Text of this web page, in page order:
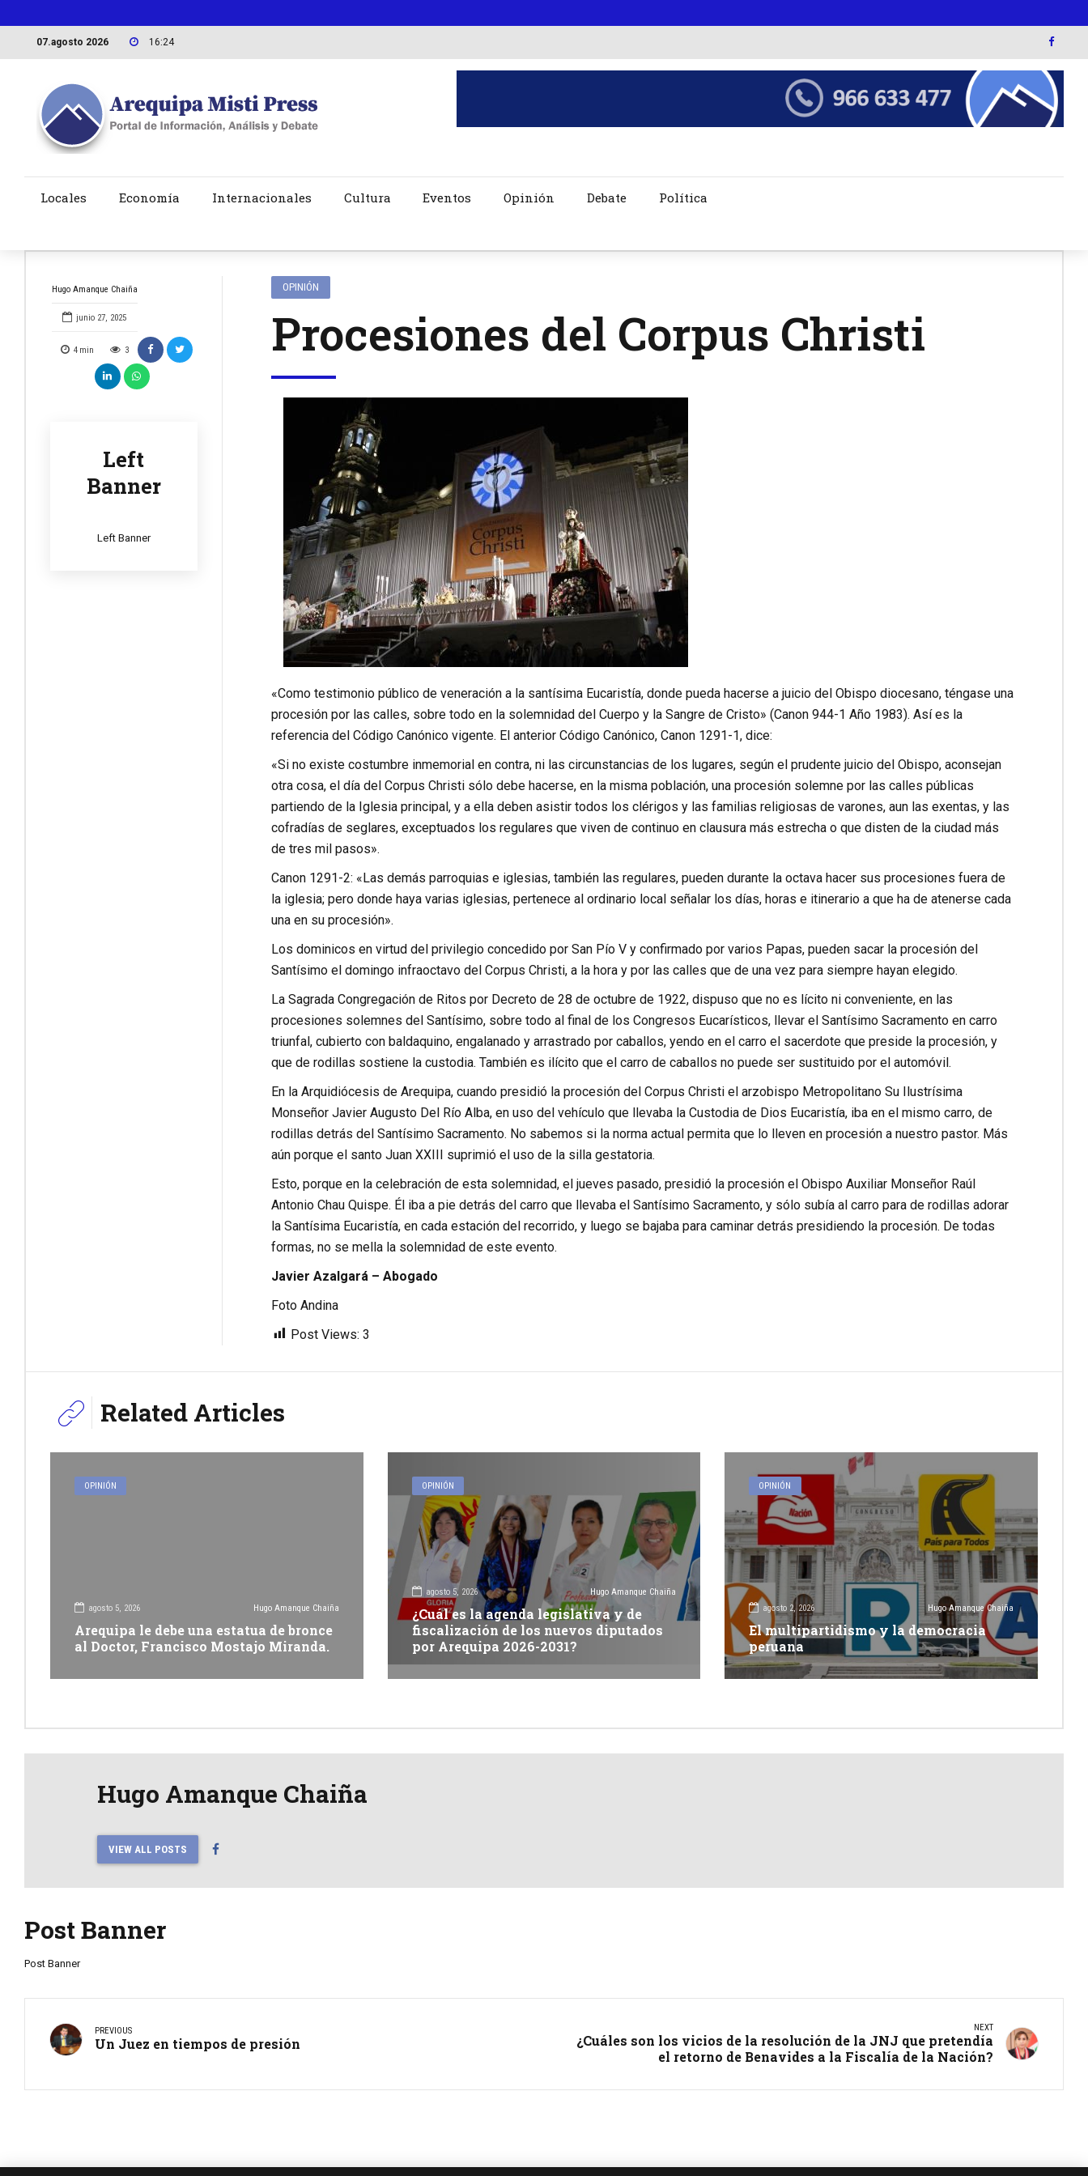
07.agosto 2026 16:24
Locales Economía Internacionales Cultura Eventos Opinión Debate Política
Hugo Amanque Chaiña
junio 27, 2025
4 min 3
Left
Banner
Left Banner
OPINIÓN
Procesiones del Corpus Christi
«Como testimonio público de veneración a la santísima Eucaristía, donde pueda hacerse a juicio del Obispo diocesano, téngase una
procesión por las calles, sobre todo en la solemnidad del Cuerpo y la Sangre de Cristo» (Canon 944-1 Año 1983). Así es la
referencia del Código Canónico vigente. El anterior Código Canónico, Canon 1291-1, dice:
«Si no existe costumbre inmemorial en contra, ni las circunstancias de los lugares, según el prudente juicio del Obispo, aconsejan
otra cosa, el día del Corpus Christi sólo debe hacerse, en la misma población, una procesión solemne por las calles públicas
partiendo de la Iglesia principal, y a ella deben asistir todos los clérigos y las familias religiosas de varones, aun las exentas, y las
cofradías de seglares, exceptuados los regulares que viven de continuo en clausura más estrecha o que disten de la ciudad más
de tres mil pasos».
Canon 1291-2: «Las demás parroquias e iglesias, también las regulares, pueden durante la octava hacer sus procesiones fuera de
la iglesia; pero donde haya varias iglesias, pertenece al ordinario local señalar los días, horas e itinerario a que ha de atenerse cada
una en su procesión».
Los dominicos en virtud del privilegio concedido por San Pío V y confirmado por varios Papas, pueden sacar la procesión del
Santísimo el domingo infraoctavo del Corpus Christi, a la hora y por las calles que de una vez para siempre hayan elegido.
La Sagrada Congregación de Ritos por Decreto de 28 de octubre de 1922, dispuso que no es lícito ni conveniente, en las
procesiones solemnes del Santísimo, sobre todo al final de los Congresos Eucarísticos, llevar el Santísimo Sacramento en carro
triunfal, cubierto con baldaquino, engalanado y arrastrado por caballos, yendo en el carro el sacerdote que preside la procesión, y
que de rodillas sostiene la custodia. También es ilícito que el carro de caballos no puede ser sustituido por el automóvil.
En la Arquidiócesis de Arequipa, cuando presidió la procesión del Corpus Christi el arzobispo Metropolitano Su Ilustrísima
Monseñor Javier Augusto Del Río Alba, en uso del vehículo que llevaba la Custodia de Dios Eucaristía, iba en el mismo carro, de
rodillas detrás del Santísimo Sacramento. No sabemos si la norma actual permita que lo lleven en procesión a nuestro pastor. Más
aún porque el santo Juan XXIII suprimió el uso de la silla gestatoria.
Esto, porque en la celebración de esta solemnidad, el jueves pasado, presidió la procesión el Obispo Auxiliar Monseñor Raúl
Antonio Chau Quispe. Él iba a pie detrás del carro que llevaba el Santísimo Sacramento, y sólo subía al carro para de rodillas adorar
la Santísima Eucaristía, en cada estación del recorrido, y luego se bajaba para caminar detrás presidiendo la procesión. De todas
formas, no se mella la solemnidad de este evento.
Javier Azalgará – Abogado
Foto Andina
Post Views: 3
Related Articles
OPINIÓN
agosto 5, 2026 Hugo Amanque Chaiña
Arequipa le debe una estatua de bronce
al Doctor, Francisco Mostajo Miranda.
OPINIÓN
agosto 5, 2026 Hugo Amanque Chaiña
¿Cuál es la agenda legislativa y de
fiscalización de los nuevos diputados
por Arequipa 2026-2031?
OPINIÓN
agosto 2, 2026 Hugo Amanque Chaiña
El multipartidismo y la democracia
peruana
Hugo Amanque Chaiña
VIEW ALL POSTS
Post Banner
Post Banner
PREVIOUS
Un Juez en tiempos de presión
NEXT
¿Cuáles son los vicios de la resolución de la JNJ que pretendía
el retorno de Benavides a la Fiscalía de la Nación?